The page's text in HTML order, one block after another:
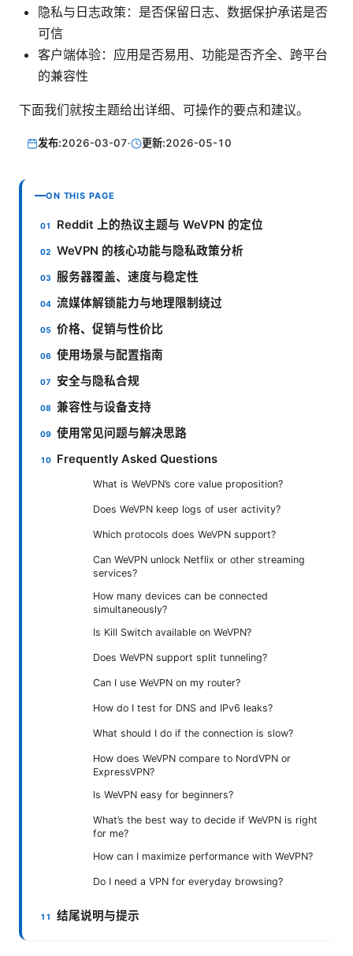
隐私与日志政策：是否保留日志、数据保护承诺是否
可信
客户端体验：应用是否易用、功能是否齐全、跨平台
的兼容性
下面我们就按主题给出详细、可操作的要点和建议。
发布:2026-03-07· 更新:2026-05-10
ON THIS PAGE
Reddit 上的热议主题与 WeVPN 的定位
WeVPN 的核心功能与隐私政策分析
服务器覆盖、速度与稳定性
流媒体解锁能力与地理限制绕过
价格、促销与性价比
使用场景与配置指南
安全与隐私合规
兼容性与设备支持
使用常见问题与解决思路
Frequently Asked Questions
What is WeVPN’s core value proposition?
Does WeVPN keep logs of user activity?
Which protocols does WeVPN support?
Can WeVPN unlock Netflix or other streaming
services?
How many devices can be connected
simultaneously?
Is Kill Switch available on WeVPN?
Does WeVPN support split tunneling?
Can I use WeVPN on my router?
How do I test for DNS and IPv6 leaks?
What should I do if the connection is slow?
How does WeVPN compare to NordVPN or
ExpressVPN?
Is WeVPN easy for beginners?
What’s the best way to decide if WeVPN is right
for me?
How can I maximize performance with WeVPN?
Do I need a VPN for everyday browsing?
结尾说明与提示